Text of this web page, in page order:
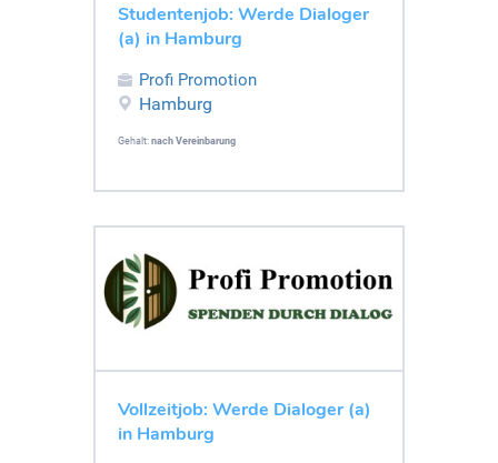
Studentenjob: Werde Dialoger
(a) in Hamburg
Profi Promotion
Hamburg
Gehalt: nach Vereinbarung
Vollzeitjob: Werde Dialoger (a)
in Hamburg